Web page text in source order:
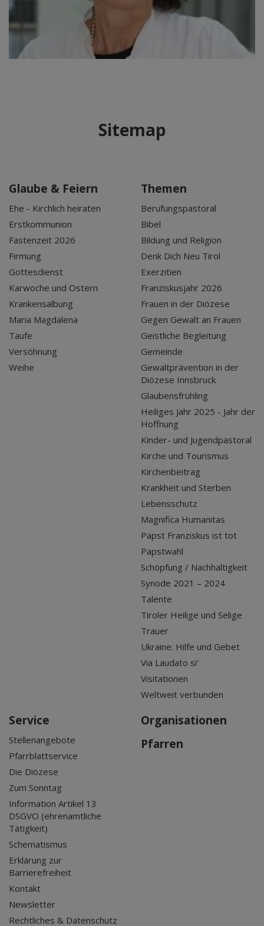
Sitemap
Glaube & Feiern
Ehe - Kirchlich heiraten
Erstkommunion
Fastenzeit 2026
Firmung
Gottesdienst
Karwoche und Ostern
Krankensalbung
Maria Magdalena
Taufe
Versöhnung
Weihe
Themen
Berufungspastoral
Bibel
Bildung und Religion
Denk Dich Neu Tirol
Exerzitien
Franziskusjahr 2026
Frauen in der Diözese
Gegen Gewalt an Frauen
Geistliche Begleitung
Gemeinde
Gewaltprävention in der
Diözese Innsbruck
Glaubensfrühling
Heiliges Jahr 2025 - Jahr der
Hoffnung
Kinder- und Jugendpastoral
Kirche und Tourismus
Kirchenbeitrag
Krankheit und Sterben
Lebensschutz
Magnifica Humanitas
Papst Franziskus ist tot
Papstwahl
Schöpfung / Nachhaltigkeit
Synode 2021 – 2024
Talente
Tiroler Heilige und Selige
Trauer
Ukraine: Hilfe und Gebet
Via Laudato si'
Visitationen
Weltweit verbunden
Service
Stellenangebote
Pfarrblattservice
Die Diözese
Zum Sonntag
Information Artikel 13
DSGVO (ehrenamtliche
Tätigkeit)
Schematismus
Erklärung zur
Barrierefreiheit
Kontakt
Newsletter
Rechtliches & Datenschutz
Organisationen
Pfarren